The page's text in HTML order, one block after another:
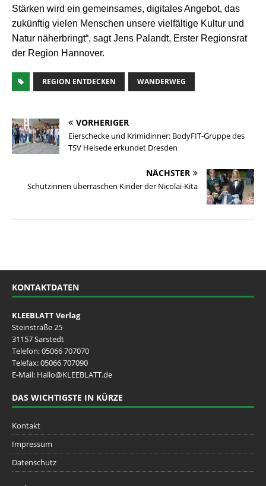
Stärken wird ein gemeinsames, digitales Angebot, das
zukünftig vielen Menschen unsere vielfältige Kultur und
Natur näherbringt“, sagt Jens Palandt, Erster Regionsrat
der Region Hannover.
REGION ENTDECKEN WANDERWEG
VORHERIGER
Eierschecke und Krimidinner: BodyFIT-Gruppe des
TSV Heisede erkundet Dresden
NÄCHSTER
Schützinnen überraschen Kinder der Nicolai-Kita
KONTAKTDATEN
KLEEBLATT Verlag
Steinstraße 25
31157 Sarstedt
Telefon:05066 707070
Telefax: 05066 707090
E-Mail: Hallo@KLEEBLATT.de
DAS WICHTIGSTE IN KÜRZE
Kontakt
Impressum
Datenschutz